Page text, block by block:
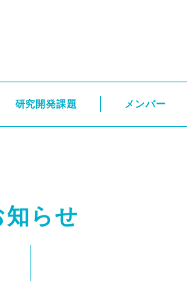
研究開発課題 メンバー
知らせ